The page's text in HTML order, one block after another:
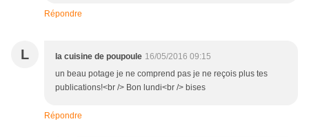
Répondre
L la cuisine de poupoule 16/05/2016 09:15
un beau potage je ne comprend pas je ne reçois plus tes
publications!<br /> Bon lundi<br /> bises
Répondre